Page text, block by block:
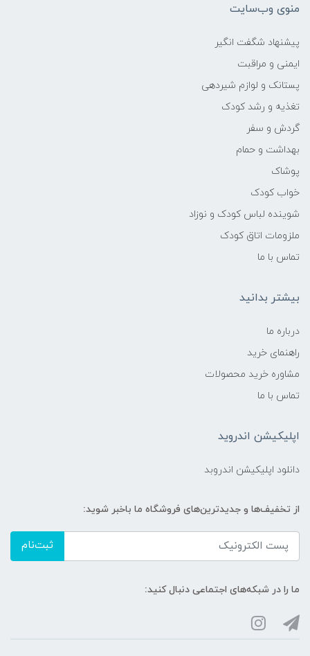
منوی وب‌سایت
پیشنهاد شگفت انگیر
ایمنی و مراقبت
پستانک و لوازم شیردهی
تغذیه و رشد کودک
گردش و سفر
بهداشت و حمام
پوشاک
خواب کودک
شوینده لباس کودک و نوزاد
ملزومات اتاق کودک
تماس با ما
بیشتر بدانید
درباره ما
راهنمای خرید
مشاوره خرید محصولات
تماس با ما
اپلیکیشن اندروید
دانلود اپلیکیشن اندروبد
از تخفیف‌ها و جدیدترین‌های فروشگاه ما باخبر شوید:
ثبت‌نام
ما را در شبکه‌های اجتماعی دنبال کنید: